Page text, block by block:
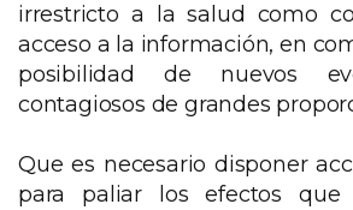
irrestricto a la salud como
acceso a la información, en
posibilidad de nuevos
contagiosos de grandes
Que es necesario disponer
para paliar los efectos que